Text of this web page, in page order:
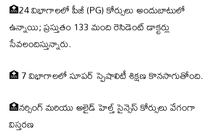
🏥24 విభాగాలలో పీజీ (PG) కోర్సులు అందుబాటులో
ఉన్నాయి; ప్రస్తుతం 133 మంది రెసిడెంట్ డాక్టర్లు
సేవలందిస్తున్నారు.
🏥 7 విభాగాలలో సూపర్ స్పెషాలిటీ శిక్షణ కొనసాగుతోంది.
🏥నర్సింగ్ మరియు అలైడ్ హెల్త్ సైన్సెస్ కోర్సులు వేగంగా
విస్తరణ